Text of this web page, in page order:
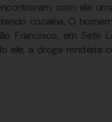
com ele
cocaína. O
Francisco, em Sete
ele, a droga